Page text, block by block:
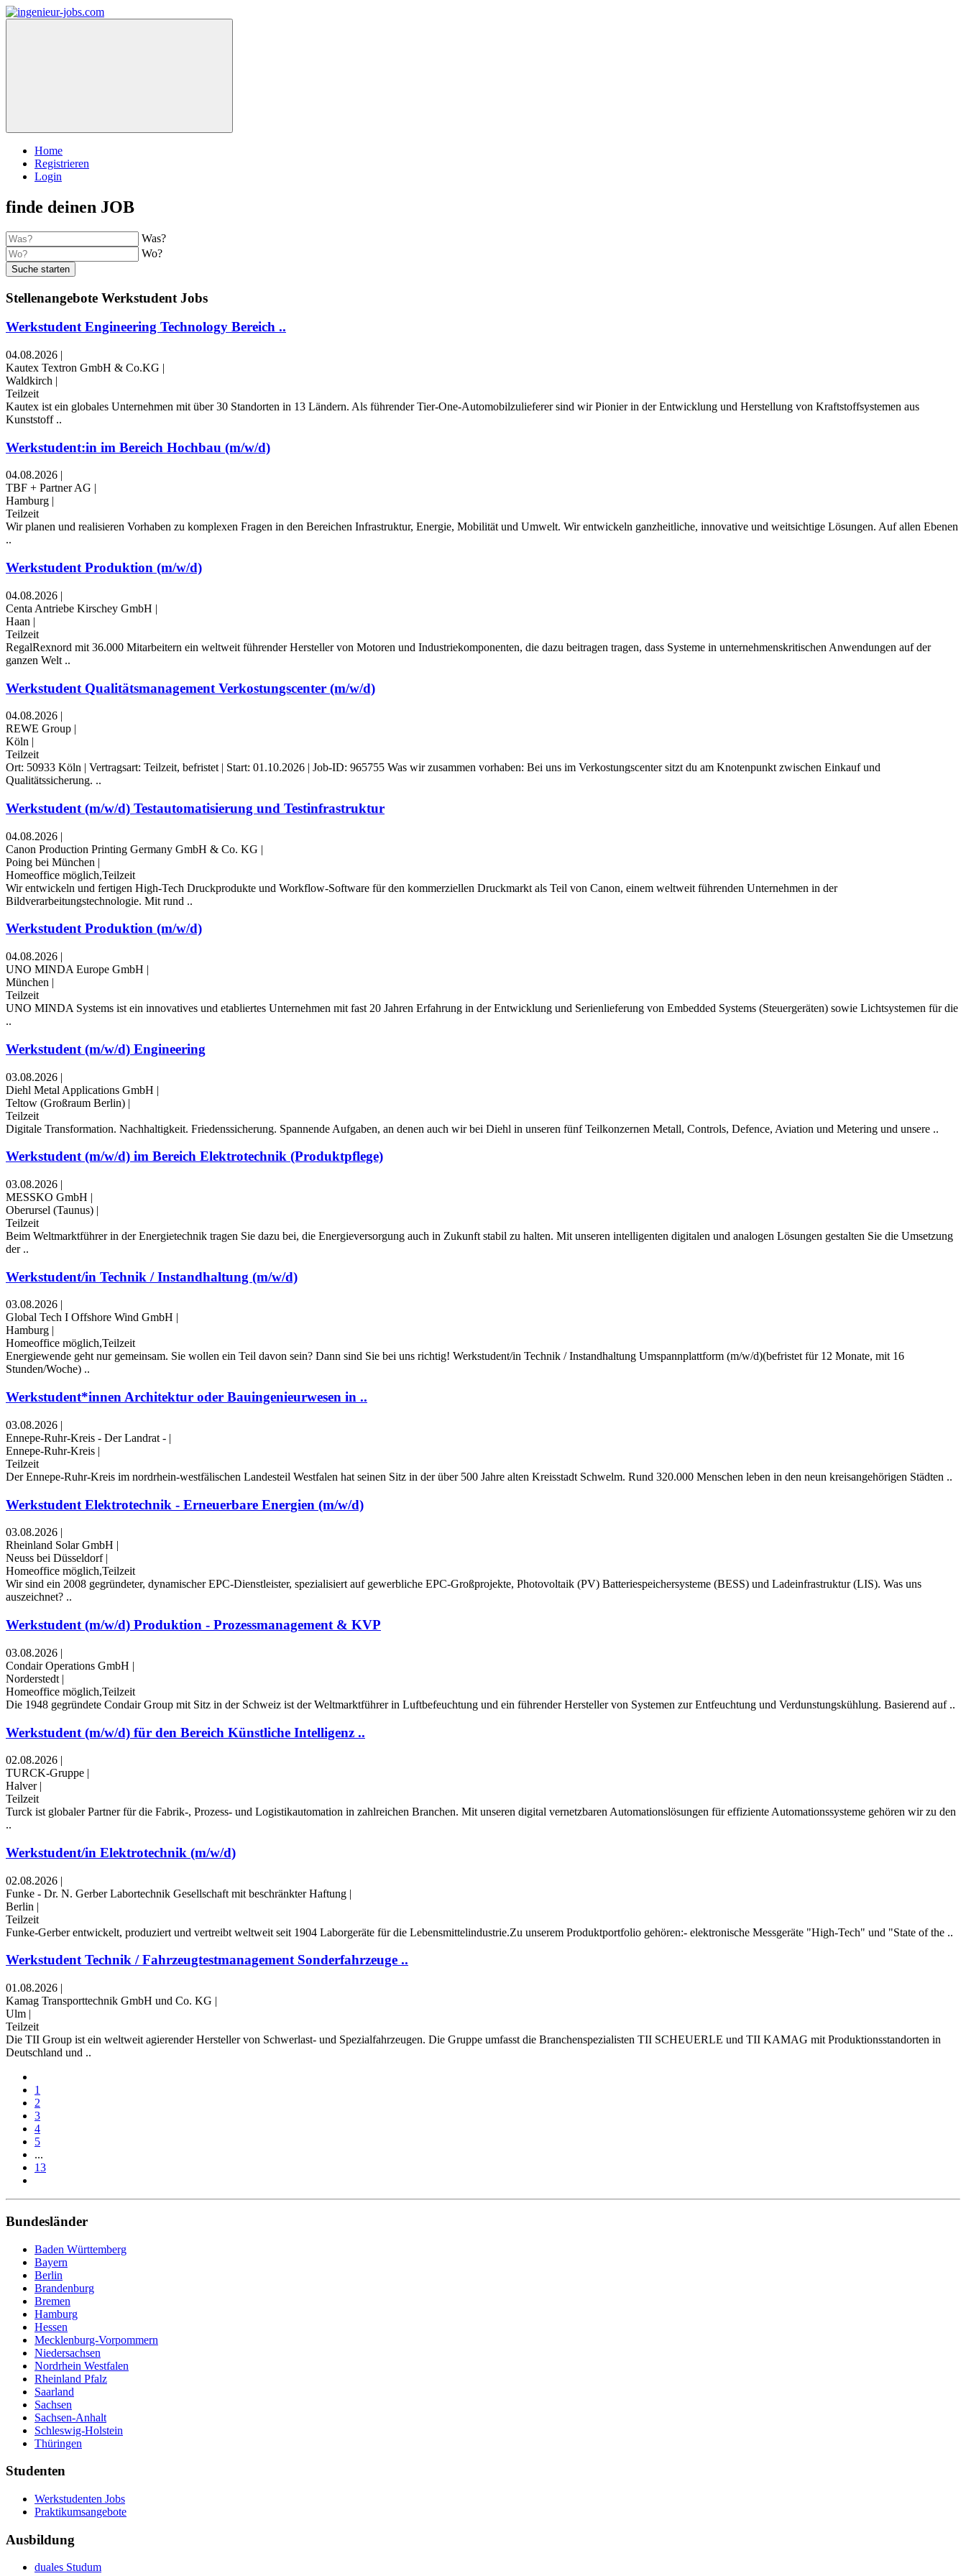
Home
Registrieren
Login
finde deinen JOB
Was?
Wo?
Suche starten
Stellenangebote Werkstudent Jobs
Werkstudent Engineering Technology Bereich ..
04.08.2026 |
Kautex Textron GmbH & Co.KG |
Waldkirch |
Teilzeit
Kautex ist ein globales Unternehmen mit über 30 Standorten in 13 Ländern. Als führender Tier-One-Automobilzulieferer sind wir Pionier in der Entwicklung und Herstellung von Kraftstoffsystemen aus
Kunststoff ..
Werkstudent:in im Bereich Hochbau (m/w/d)
04.08.2026 |
TBF + Partner AG |
Hamburg |
Teilzeit
Wir planen und realisieren Vorhaben zu komplexen Fragen in den Bereichen Infrastruktur, Energie, Mobilität und Umwelt. Wir entwickeln ganzheitliche, innovative und weitsichtige Lösungen. Auf allen Ebenen
..
Werkstudent Produktion (m/w/d)
04.08.2026 |
Centa Antriebe Kirschey GmbH |
Haan |
Teilzeit
RegalRexnord mit 36.000 Mitarbeitern ein weltweit führender Hersteller von Motoren und Industriekomponenten, die dazu beitragen tragen, dass Systeme in unternehmenskritischen Anwendungen auf der
ganzen Welt ..
Werkstudent Qualitätsmanagement Verkostungscenter (m/w/d)
04.08.2026 |
REWE Group |
Köln |
Teilzeit
Ort: 50933 Köln | Vertragsart: Teilzeit, befristet | Start: 01.10.2026 | Job-ID: 965755 Was wir zusammen vorhaben: Bei uns im Verkostungscenter sitzt du am Knotenpunkt zwischen Einkauf und
Qualitätssicherung. ..
Werkstudent (m/w/d) Testautomatisierung und Testinfrastruktur
04.08.2026 |
Canon Production Printing Germany GmbH & Co. KG |
Poing bei München |
Homeoffice möglich,Teilzeit
Wir entwickeln und fertigen High-Tech Druckprodukte und Workflow-Software für den kommerziellen Druckmarkt als Teil von Canon, einem weltweit führenden Unternehmen in der
Bildverarbeitungstechnologie. Mit rund ..
Werkstudent Produktion (m/w/d)
04.08.2026 |
UNO MINDA Europe GmbH |
München |
Teilzeit
UNO MINDA Systems ist ein innovatives und etabliertes Unternehmen mit fast 20 Jahren Erfahrung in der Entwicklung und Serienlieferung von Embedded Systems (Steuergeräten) sowie Lichtsystemen für die
..
Werkstudent (m/w/d) Engineering
03.08.2026 |
Diehl Metal Applications GmbH |
Teltow (Großraum Berlin) |
Teilzeit
Digitale Trans­formation. Nach­haltig­keit. Friedens­sicherung. Spannende Aufgaben, an denen auch wir bei Diehl in unseren fünf Teil­konzernen Metall, Controls, Defence, Aviation und Metering und unsere ..
Werkstudent (m/w/d) im Bereich Elektrotechnik (Produktpflege)
03.08.2026 |
MESSKO GmbH |
Oberursel (Taunus) |
Teilzeit
Beim Weltmarktführer in der Energietechnik tragen Sie dazu bei, die Energieversorgung auch in Zukunft stabil zu halten. Mit unseren intelligenten digitalen und analogen Lösungen gestalten Sie die Umsetzung
der ..
Werkstudent/in Technik / Instandhaltung (m/w/d)
03.08.2026
Global Tech I Offshore Wind GmbH
Hamburg
Homeoffice möglich,Teilzeit
Energiewende geht nur gemeinsam. Sie wollen ein Teil davon sein? Dann sind Sie bei uns richtig! Werkstudent/in Technik / Instandhaltung Umspannplattform (m/w/d)(befristet für 12 Monate, mit 16
Stunden/Woche) ..
Werkstudent*innen Architektur oder Bauingenieurwesen in ..
03.08.2026 |
Ennepe-Ruhr-Kreis - Der Landrat - |
Ennepe-Ruhr-Kreis |
Teilzeit
Der Ennepe-Ruhr-Kreis im nordrhein-westfälischen Landesteil Westfalen hat seinen Sitz in der über 500 Jahre alten Kreisstadt Schwelm. Rund 320.000 Menschen leben in den neun kreisangehörigen Städten ..
Werkstudent Elektrotechnik - Erneuerbare Energien (m/w/d)
03.08.2026 |
Rheinland Solar GmbH |
Neuss bei Düsseldorf |
Homeoffice möglich,Teilzeit
Wir sind ein 2008 gegründeter, dynamischer EPC-Dienstleister, spezialisiert auf gewerbliche EPC-Großprojekte, Photovoltaik (PV) Batteriespeichersysteme (BESS) und Ladeinfrastruktur (LIS). Was uns
auszeichnet? ..
Werkstudent (m/w/d) Produktion - Prozessmanagement & KVP
03.08.2026 |
Condair Operations GmbH |
Norderstedt |
Homeoffice möglich,Teilzeit
Die 1948 gegründete Condair Group mit Sitz in der Schweiz ist der Weltmarktführer in Luftbefeuchtung und ein führender Hersteller von Systemen zur Entfeuchtung und Verdunstungskühlung. Basierend auf ..
Werkstudent (m/w/d) für den Bereich Künstliche Intelligenz ..
02.08.2026 |
TURCK-Gruppe |
Halver |
Teilzeit
Turck ist globaler Partner für die Fabrik-, Prozess- und Logistikautomation in zahlreichen Branchen. Mit unseren digital vernetzbaren Automationslösungen für effiziente Automationssysteme gehören wir zu den
..
Werkstudent/in Elektrotechnik (m/w/d)
02.08.2026 |
Funke - Dr. N. Gerber Labortechnik Gesellschaft mit beschränkter Haftung |
Berlin |
Teilzeit
Funke-Gerber entwickelt, produziert und vertreibt weltweit seit 1904 Laborgeräte für die Lebensmittelindustrie.Zu unserem Produktportfolio gehören:- elektronische Messgeräte "High-Tech" und "State of the ..
Werkstudent Technik / Fahrzeugtestmanagement Sonderfahrzeuge ..
01.08.2026 |
Kamag Transporttechnik GmbH und Co. KG |
Ulm |
Teilzeit
Die TII Group ist ein weltweit agierender Hersteller von Schwerlast- und Spezialfahrzeugen. Die Gruppe umfasst die Branchenspezialisten TII SCHEUERLE und TII KAMAG mit Produktionsstandorten in
Deutschland und ..
1
2
3
4
5
...
13
Bundesländer
Baden Württemberg
Bayern
Berlin
Brandenburg
Bremen
Hamburg
Hessen
Mecklenburg-Vorpommern
Niedersachsen
Nordrhein Westfalen
Rheinland Pfalz
Saarland
Sachsen
Sachsen-Anhalt
Schleswig-Holstein
Thüringen
Studenten
Werkstudenten Jobs
Praktikumsangebote
Ausbildung
duales Studum